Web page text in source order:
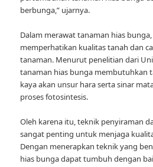
berbunga,” ujarnya.
Dalam merawat tanaman hias
memperhatikan kualitas tanah dan
tanaman. Menurut penelitian dari
tanaman hias bunga membutuhkan
kaya akan unsur hara serta sinar
proses fotosintesis.
Oleh karena itu, teknik penyiraman
sangat penting untuk menjaga
Dengan menerapkan teknik yang
hias bunga dapat tumbuh dengan